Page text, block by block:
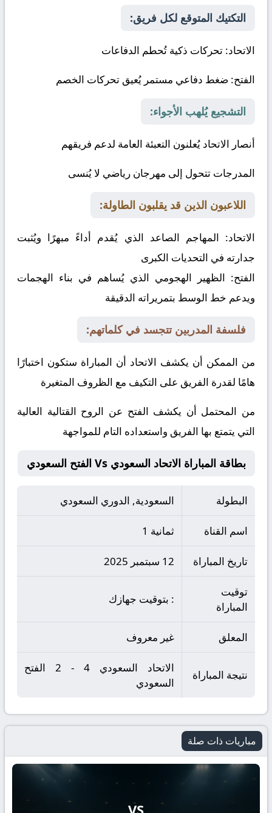
التكتيك المتوقع لكل فريق:
الاتحاد: تحركات ذكية تُحطم الدفاعات
الفتح: ضغط دفاعي مستمر يُعيق تحركات الخصم
التشجيع يُلهب الأجواء:
أنصار الاتحاد يُعلنون التعبئة العامة لدعم فريقهم
المدرجات تتحول إلى مهرجان رياضي لا يُنسى
اللاعبون الذين قد يقلبون الطاولة:
الاتحاد: المهاجم الصاعد الذي يُقدم أداءً مبهرًا ويُثبت
جدارته في التحديات الكبرى
الفتح: الظهير الهجومي الذي يُساهم في بناء الهجمات
ويدعم خط الوسط بتمريراته الدقيقة
فلسفة المدربين تتجسد في كلماتهم:
من الممكن أن يكشف الاتحاد أن المباراة ستكون اختبارًا
هامًا لقدرة الفريق على التكيف مع الظروف المتغيرة
من المحتمل أن يكشف الفتح عن الروح القتالية العالية
التي يتمتع بها الفريق واستعداده التام للمواجهة
بطاقة المباراة الاتحاد السعودي Vs الفتح السعودي
البطولة السعودية, الدوري السعودي
اسم القناة ثمانية 1
تاريخ المباراة 12 سبتمبر 2025
توقيت
المباراة
: بتوقيت جهازك
المعلق غير معروف
نتيجة المباراة
الاتحاد السعودي 4 - 2 الفتح
السعودي
مباريات ذات صلة
VS